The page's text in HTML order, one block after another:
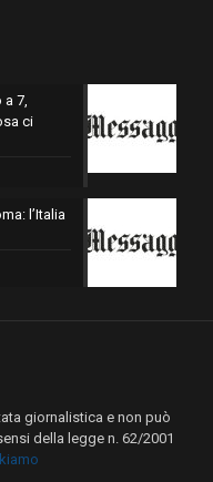
7,
ci
l’Italia
giornalistica e non può
della legge n. 62/2001